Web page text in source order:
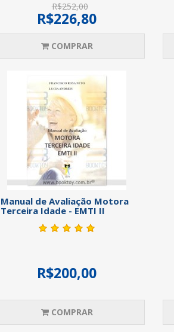
R$252,00
R$226,80
COMPRAR
Manual de Avaliação Motora
Terceira Idade - EMTI II
R$200,00
COMPRAR